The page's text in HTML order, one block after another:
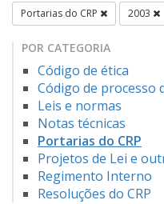
Portarias do CRP 2003
POR CATEGORIA
Código de ética
Código de processo
Leis e normas
Notas técnicas
Portarias do CRP
Projetos de Lei e
Regimento Interno
Resoluções do CRP